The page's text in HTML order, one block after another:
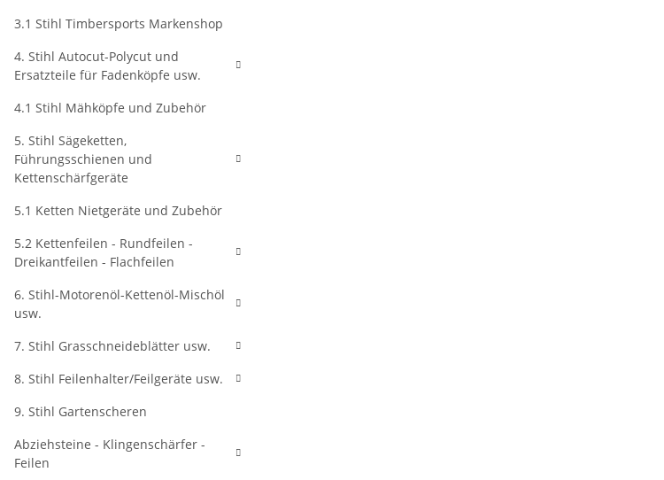
3.1 Stihl Timbersports Markenshop
4. Stihl Autocut-Polycut und
Ersatzteile für Fadenköpfe usw.
4.1 Stihl Mähköpfe und Zubehör
5. Stihl Sägeketten,
Führungsschienen und
Kettenschärfgeräte
5.1 Ketten Nietgeräte und Zubehör
5.2 Kettenfeilen - Rundfeilen -
Dreikantfeilen - Flachfeilen
6. Stihl-Motorenöl-Kettenöl-Mischöl
usw.
7. Stihl Grasschneideblätter usw.
8. Stihl Feilenhalter/Feilgeräte usw.
9. Stihl Gartenscheren
Abziehsteine - Klingenschärfer -
Feilen